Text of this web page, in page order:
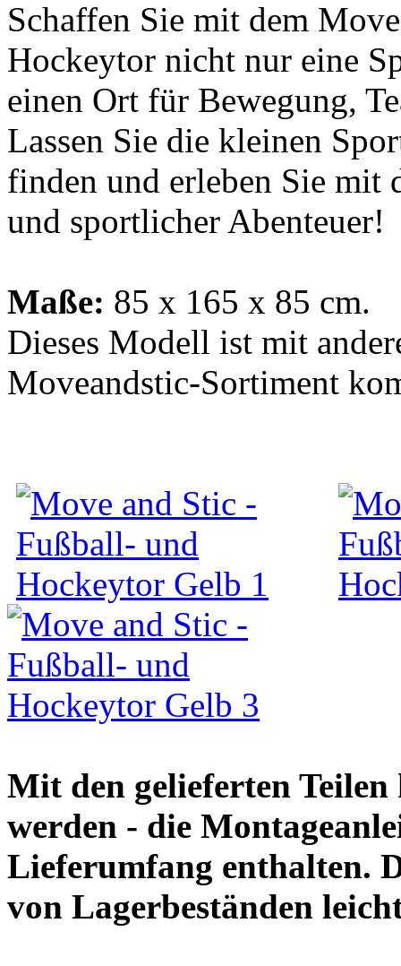
Schaffen Sie mit dem
Hockeytor nicht nur eine
einen Ort für Bewegung,
Lassen Sie die kleinen
finden und erleben Sie mit
und sportlicher Abenteuer!
Maße: 85 x 165 x 85 cm.
Dieses Modell ist mit
Moveandstic-Sortiment
Mit den gelieferten
werden - die
Lieferumfang enthalten.
von Lagerbeständen